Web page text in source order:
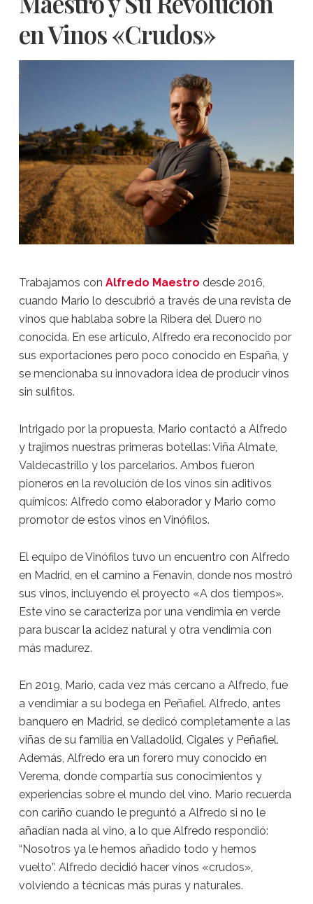
en Vinos «Crudos»
Trabajamos con Alfredo Maestro desde 2016,
cuando Mario lo descubrió a través de una revista de
vinos que hablaba sobre la Ribera del Duero no
conocida. En ese artículo, Alfredo era reconocido por
sus exportaciones pero poco conocido en España, y
se mencionaba su innovadora idea de producir vinos
sin sulfitos.
Intrigado por la propuesta, Mario contactó a Alfredo
y trajimos nuestras primeras botellas: Viña Almate,
Valdecastrillo y los parcelarios. Ambos fueron
pioneros en la revolución de los vinos sin aditivos
químicos: Alfredo como elaborador y Mario como
promotor de estos vinos en Vinófilos.
El equipo de Vinófilos tuvo un encuentro con Alfredo
en Madrid, en el camino a Fenavin, donde nos mostró
sus vinos, incluyendo el proyecto «A dos tiempos».
Este vino se caracteriza por una vendimia en verde
para buscar la acidez natural y otra vendimia con
más madurez.
En 2019, Mario, cada vez más cercano a Alfredo, fue
a vendimiar a su bodega en Peñafiel. Alfredo, antes
banquero en Madrid, se dedicó completamente a las
viñas de su familia en Valladolid, Cigales y Peñafiel.
Además, Alfredo era un forero muy conocido en
Verema, donde compartía sus conocimientos y
experiencias sobre el mundo del vino. Mario recuerda
con cariño cuando le preguntó a Alfredo si no le
añadían nada al vino, a lo que Alfredo respondió:
“Nosotros ya le hemos añadido todo y hemos
vuelto”. Alfredo decidió hacer vinos «crudos»,
volviendo a técnicas más puras y naturales.